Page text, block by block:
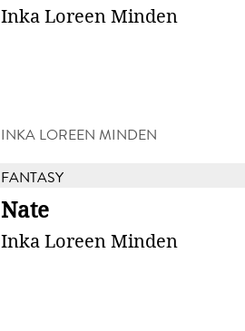
Inka Loreen Minden
INKA LOREEN MINDEN
FANTASY
Nate
Inka Loreen Minden